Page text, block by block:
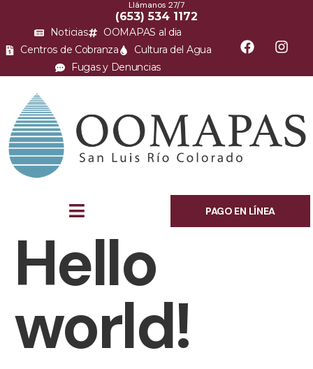
Llámanos 27/7
(653) 534 1172
Noticias
OOMAPAS al dia
Centros de Cobranza
Cultura del Agua
Fugas y Denuncias
PAGO EN LÍNEA
Hello
world!